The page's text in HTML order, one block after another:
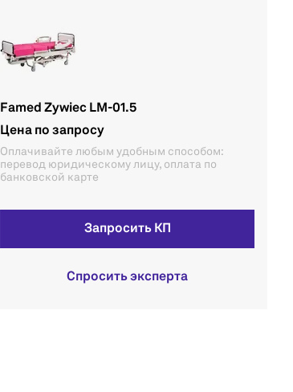
Famed Zywiec LM-01.5
Цена по запросу
Оплачивайте любым удобным способом:
перевод юридическому лицу, оплата по
банковской карте
Запросить КП
Спросить эксперта